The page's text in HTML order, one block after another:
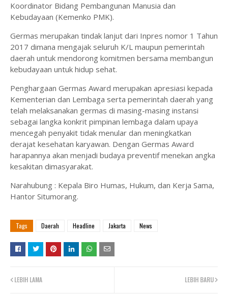
Koordinator Bidang Pembangunan Manusia dan
Kebudayaan (Kemenko PMK).
Germas merupakan tindak lanjut dari Inpres nomor 1 Tahun
2017 dimana mengajak seluruh K/L maupun pemerintah
daerah untuk mendorong komitmen bersama membangun
kebudayaan untuk hidup sehat.
Penghargaan Germas Award merupakan apresiasi kepada
Kementerian dan Lembaga serta pemerintah daerah yang
telah melaksanakan germas di masing-masing instansi
sebagai langka konkrit pimpinan lembaga dalam upaya
mencegah penyakit tidak menular dan meningkatkan
derajat kesehatan karyawan. Dengan Germas Award
harapannya akan menjadi budaya preventif menekan angka
kesakitan dimasyarakat.
Narahubung : Kepala Biro Humas, Hukum, dan Kerja Sama,
Hantor Situmorang.
Tags Daerah Headline Jakarta News
LEBIH BARU
LEBIH LAMA